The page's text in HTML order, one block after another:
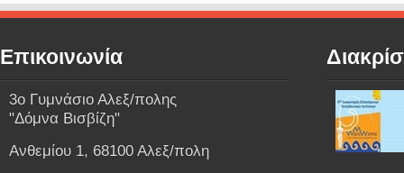
Επικοινωνία
3o Γυμνάσιο Αλεξ/πολης
"Δόμνα Βισβίζη"
Ανθεμίου 1, 68100 Αλεξ/πολη